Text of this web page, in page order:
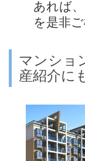
あれば
を是非ご
マンショ
産紹介に